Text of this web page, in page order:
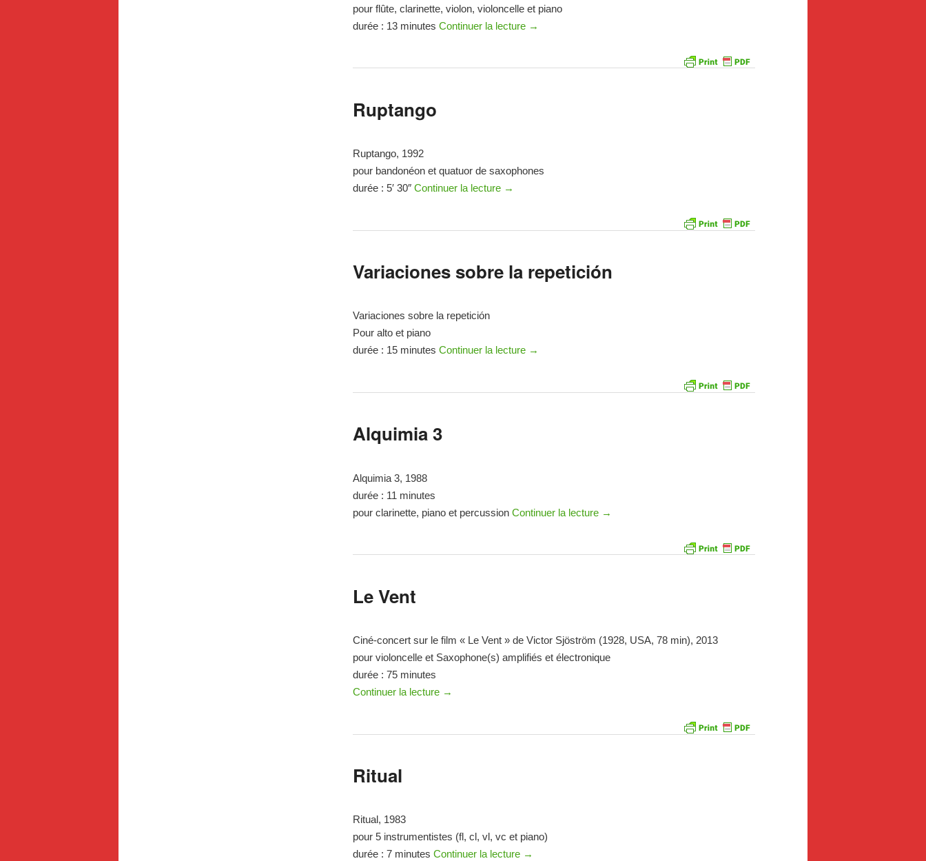
pour flûte, clarinette, violon, violoncelle et piano
durée : 13 minutes Continuer la lecture →
Ruptango
Ruptango, 1992
pour bandonéon et quatuor de saxophones
durée : 5′ 30″ Continuer la lecture →
Variaciones sobre la repetición
Variaciones sobre la repetición
Pour alto et piano
durée : 15 minutes Continuer la lecture →
Alquimia 3
Alquimia 3, 1988
durée : 11 minutes
pour clarinette, piano et percussion Continuer la lecture →
Le Vent
Ciné-concert sur le film « Le Vent » de Victor Sjöström (1928, USA, 78 min), 2013
pour violoncelle et Saxophone(s) amplifiés et électronique
durée : 75 minutes
Continuer la lecture →
Ritual
Ritual, 1983
pour 5 instrumentistes (fl, cl, vl, vc et piano)
durée : 7 minutes Continuer la lecture →